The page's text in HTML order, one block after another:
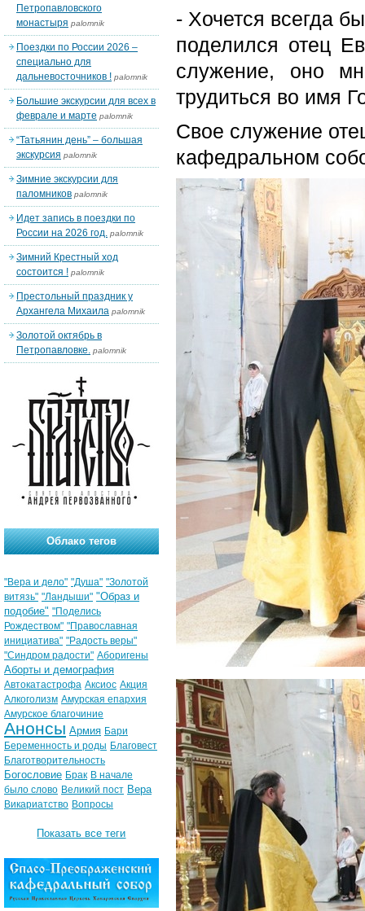
- Хочется всегда
поделился отец
служение, оно
трудиться во имя
Свое служение
кафедральном
Петропавловского
монастыря palomnik
Поездки по России 2026 –
специально для
дальневосточников ! palomnik
Большие экскурсии для всех в
феврале и марте palomnik
“Татьянин день” – большая
экскурсия palomnik
Зимние экскурсии для
паломников palomnik
Идет запись в поездки по
России на 2026 год. palomnik
Зимний Крестный ход
состоится ! palomnik
Престольный праздник у
Архангела Михаила palomnik
Золотой октябрь в
Петропавловке. palomnik
Облако тегов
"Вера и дело" "Душа" "Золотой
витязь" "Ландыши" "Образ и
подобие" "Поделись
Рождеством" "Православная
инициатива" "Радость веры"
"Синдром радости" Аборигены
Аборты и демография
Автокатастрофа Аксиос Акция
Алкоголизм Амурская епархия
Амурское благочиние
Анонсы Армия Бари
Беременность и роды Благовест
Благотворительность
Богословие Брак В начале
было слово Великий пост Вера
Викариатство Вопросы
Показать все теги